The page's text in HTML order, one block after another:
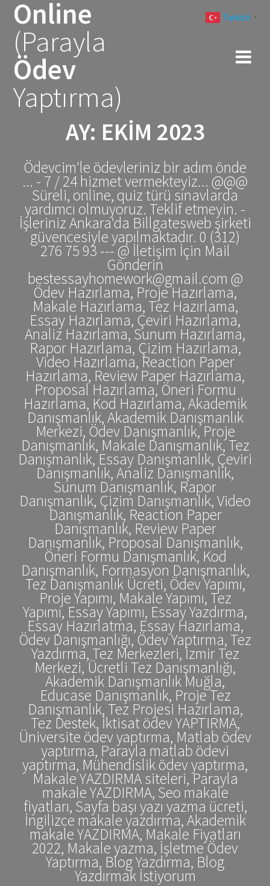
Online
(Parayla
Ödev
Yaptırma)
AY: EKIM 2023
Ödevcim'le ödevleriniz bir adım önde
... - 7 / 24 hizmet vermekteyiz... @@@
Süreli, online, quiz türü sınavlarda
yardımcı olmuyoruz. Teklif etmeyin. -
İşleriniz Ankara'da Billgatesweb şirketi
güvencesiyle yapılmaktadır. 0 (312)
276 75 93 --- @ İletişim İçin Mail
Gönderin
bestessayhomework@gmail.com @
Ödev Hazırlama, Proje Hazırlama,
Makale Hazırlama, Tez Hazırlama,
Essay Hazırlama, Çeviri Hazırlama,
Analiz Hazırlama, Sunum Hazırlama,
Rapor Hazırlama, Çizim Hazırlama,
Video Hazırlama, Reaction Paper
Hazırlama, Review Paper Hazırlama,
Proposal Hazırlama, Öneri Formu
Hazırlama, Kod Hazırlama, Akademik
Danışmanlık, Akademik Danışmanlık
Merkezi, Ödev Danışmanlık, Proje
Danışmanlık, Makale Danışmanlık, Tez
Danışmanlık, Essay Danışmanlık, Çeviri
Danışmanlık, Analiz Danışmanlık,
Sunum Danışmanlık, Rapor
Danışmanlık, Çizim Danışmanlık, Video
Danışmanlık, Reaction Paper
Danışmanlık, Review Paper
Danışmanlık, Proposal Danışmanlık,
Öneri Formu Danışmanlık, Kod
Danışmanlık, Formasyon Danışmanlık,
Tez Danışmanlık Ücreti, Ödev Yapımı,
Proje Yapımı, Makale Yapımı, Tez
Yapımı, Essay Yapımı, Essay Yazdırma,
Essay Hazırlatma, Essay Hazırlama,
Ödev Danışmanlığı, Ödev Yaptırma, Tez
Yazdırma, Tez Merkezleri, İzmir Tez
Merkezi, Ücretli Tez Danışmanlığı,
Akademik Danışmanlık Muğla,
Educase Danışmanlık, Proje Tez
Danışmanlık, Tez Projesi Hazırlama,
Tez Destek, İktisat ödev YAPTIRMA,
Üniversite ödev yaptırma, Matlab ödev
yaptırma, Parayla matlab ödevi
yaptırma, Mühendislik ödev yaptırma,
Makale YAZDIRMA siteleri, Parayla
makale YAZDIRMA, Seo makale
fiyatları, Sayfa başı yazı yazma ücreti,
İngilizce makale yazdırma, Akademik
makale YAZDIRMA, Makale Fiyatları
2022, Makale yazma, İşletme Ödev
Yaptırma, Blog Yazdırma, Blog
Yazdırmak İstiyorum
Turkish ▼